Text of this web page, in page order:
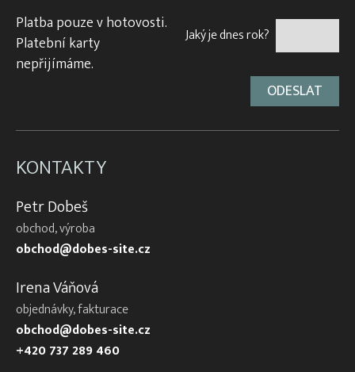
Platba pouze v hotovosti.
Platební karty
nepřijímáme.
Jaký je dnes rok?
KONTAKTY
Petr Dobeš
obchod, výroba
obchod@dobes-site.cz
Irena Váňová
objednávky, fakturace
obchod@dobes-site.cz
+420 737 289 460